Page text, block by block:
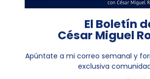
El Boletín
César Miguel
Apúntate a mi correo semanal y
exclusiva